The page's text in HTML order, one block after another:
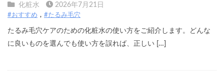
化粧水 2026年7月21日
#おすすめ #たるみ毛穴
たるみ毛穴ケアのための化粧水の使い方をご紹介します。どんな
に良いものを選んでも使い方を誤れば、正しい […]